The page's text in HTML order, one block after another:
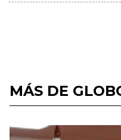
MÁS DE